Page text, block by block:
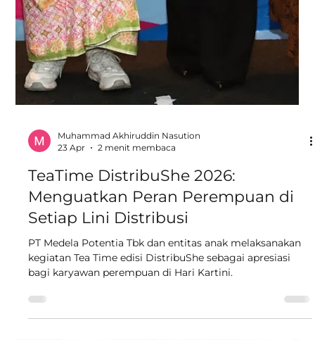
Kesehatan Masyarakat melalui Cek
Kesehatan Gratis di Bandung
PT Djembatan Dua melalui Argon Peduli kembali
melanjutkan komitmennya dalam mendukung
kesehatan masyarakat melalui program Cek Kesehatan
Gratis Cek Segitiga di Bandung.